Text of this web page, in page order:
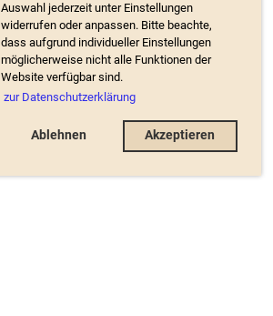
Auswahl jederzeit unter Einstellungen
widerrufen oder anpassen. Bitte beachte,
dass aufgrund individueller Einstellungen
möglicherweise nicht alle Funktionen der
Website verfügbar sind.
zur Datenschutzerklärung
Ablehnen Akzeptieren